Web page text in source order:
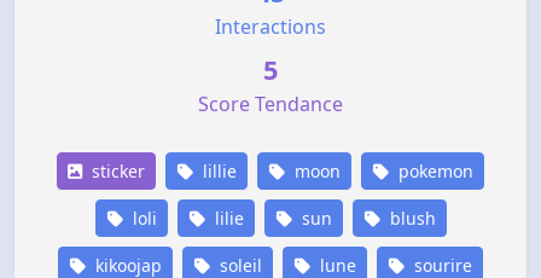
Interactions
5
Score Tendance
sticker lillie moon pokemon
loli lilie sun blush
kikoojap soleil lune sourire